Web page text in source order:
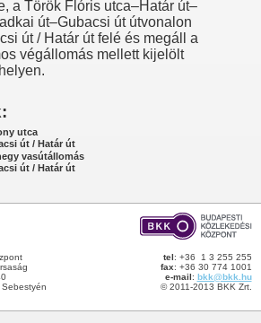
a Török Flóris utca–Határ út–
út–Gubacsi út útvonalon
út / Határ út felé és megáll a
végállomás mellett kijelölt
utca
út / Határ út
vasútállomás
út / Határ út
tel: +36 1 3 255 255
fax: +36 30 774 1001
e-mail: bkk@bkk.hu
© 2011-2013 BKK Zrt.